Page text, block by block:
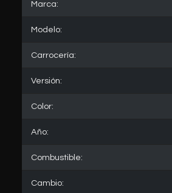
Marca:
Modelo:
Carrocería:
Versión:
Color:
Año:
Combustible:
Cambio: